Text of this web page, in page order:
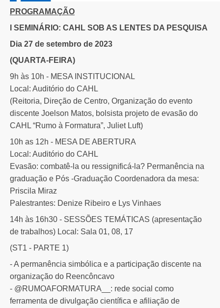
PROGRAMAÇÃO
I SEMINÁRIO: CAHL SOB AS LENTES DA PESQUISA
Dia 27 de setembro de 2023
(QUARTA-FEIRA)
9h às 10h - MESA INSTITUCIONAL
Local: Auditório do CAHL
(Reitoria, Direção de Centro, Organização do evento
discente Joelson Matos, bolsista projeto de evasão do
CAHL “Rumo à Formatura”, Juliet Luft)
10h as 12h - MESA DE ABERTURA
Local: Auditório do CAHL
Evasão: combatê-la ou ressignificá-la? Permanência na
graduação e Pós -Graduação Coordenadora da mesa:
Priscila Miraz
Palestrantes: Denize Ribeiro e Lys Vinhaes
14h às 16h30 - SESSÕES TEMÁTICAS (apresentação
de trabalhos) Local: Sala 01, 08, 17
(ST1 - PARTE 1)
- A permanência simbólica e a participação discente na
organização do Reencôncavo
- @RUMOAFORMATURA__: rede social como
ferramenta de divulgação científica e afiliação de